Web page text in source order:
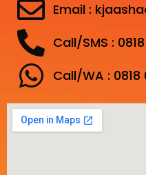
Email :
Call/SMS :
Call/WA :